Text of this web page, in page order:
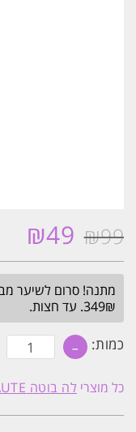
₪99
המחיר
היה:
₪99.
₪49
הוא:
₪49.
349₪. עד חצות.
כמות: - כמות
של
קרטין
ללא
750ml
כל מוצרי לה בוטה LA BEAUTE